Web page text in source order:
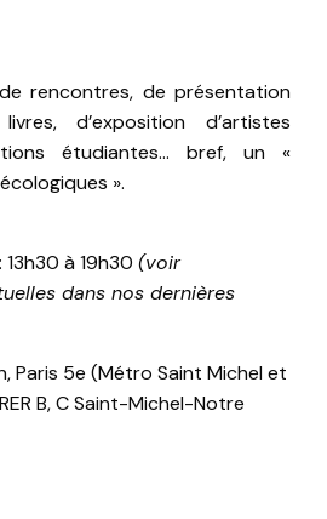
rencontres, de présentation
d’exposition d’artistes
étudiantes… bref, un «
».
à 19h30 (voir
dans nos dernières
Paris 5e (Métro Saint Michel et
B, C Saint-Michel-Notre